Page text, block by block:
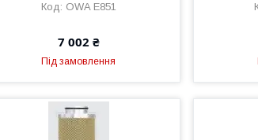
OWA E851
7 002 ₴
Під замовлення